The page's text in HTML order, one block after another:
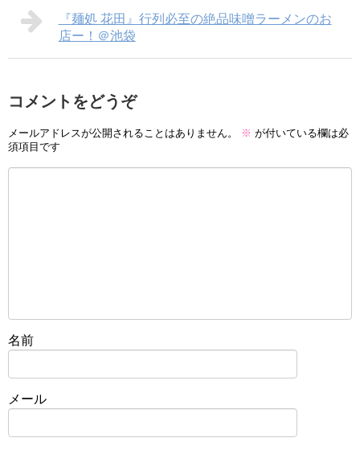
『麺処 花田』行列必至の絶品味噌ラーメンのお
店ー！＠池袋
コメントをどうぞ
メールアドレスが公開されることはありません。 ※ が付いている欄は必
須項目です
名前
メール